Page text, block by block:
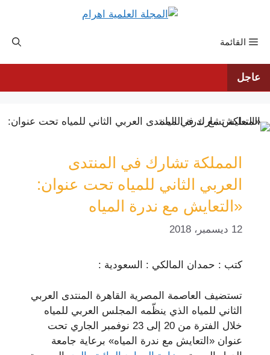
المحتوىالقائمة
عاجل
المملكة تشارك في المنتدى
العربي الثاني للمياه تحت عنوان:
«التعايش مع ندرة المياه
12 ديسمبر، 2018
كتب : حمدان المالكي : السعودية :
تستضيف العاصمة المصرية القاهرة المنتدى العربي
الثاني للمياه الذي ينظّمه المجلس العربي للمياه
خلال الفترة من 20 إلى 23 نوفمبر الجاري تحت
عنوان «التعايش مع ندرة المياه» برعاية جامعة